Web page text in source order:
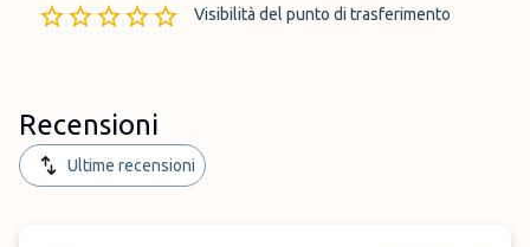
Visibilità del punto di trasferimento
Recensioni
Ultime recensioni